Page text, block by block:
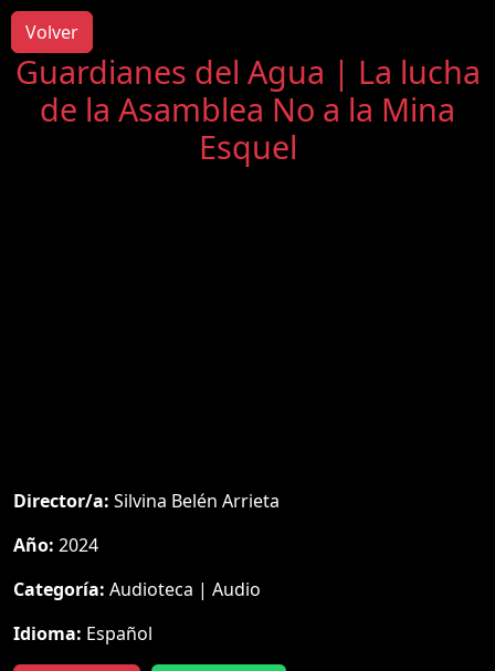
Volver
Guardianes del Agua | La lucha
de la Asamblea No a la Mina
Esquel
Director/a: Silvina Belén Arrieta
Año: 2024
Categoría: Audioteca | Audio
Idioma: Español